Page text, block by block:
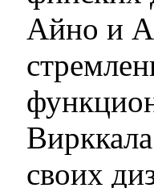
Айно и
своих